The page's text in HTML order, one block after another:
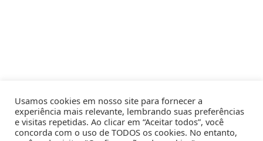
Usamos cookies em nosso site para fornecer a
experiência mais relevante, lembrando suas preferências
e visitas repetidas. Ao clicar em “Aceitar todos”, você
concorda com o uso de TODOS os cookies. No entanto,